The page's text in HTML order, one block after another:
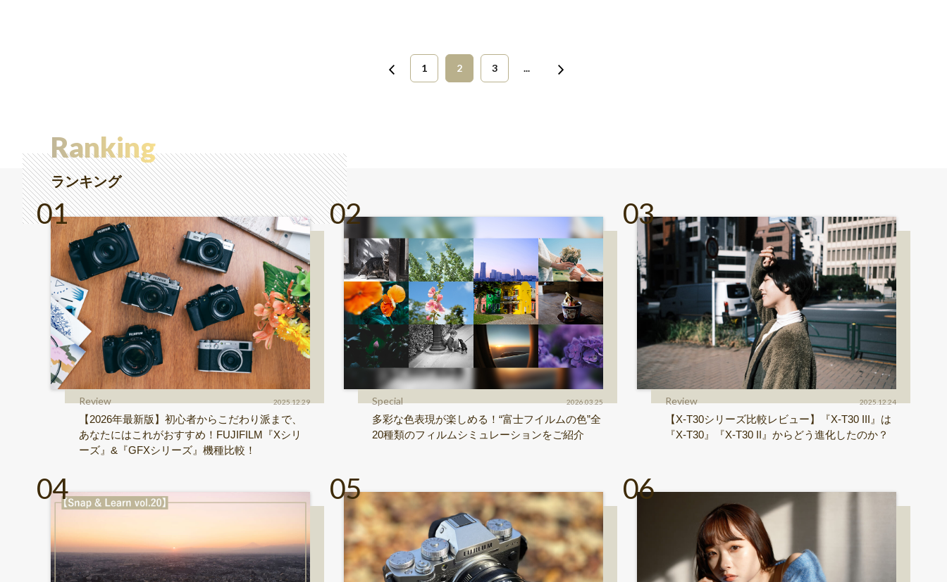
1 2 3 ...
Ranking
ランキング
Review 2025.12.29
【2026年最新版】初心者からこだわり派まで、
あなたにはこれがおすすめ！FUJIFILM『Xシリ
ーズ』&『GFXシリーズ』機種比較！
Special 2026.03.25
多彩な色表現が楽しめる！“富士フイルムの色”全
20種類のフィルムシミュレーションをご紹介
Review 2025.12.24
【X-T30シリーズ比較レビュー】『X-T30 III』は
『X-T30』『X-T30 II』からどう進化したのか？